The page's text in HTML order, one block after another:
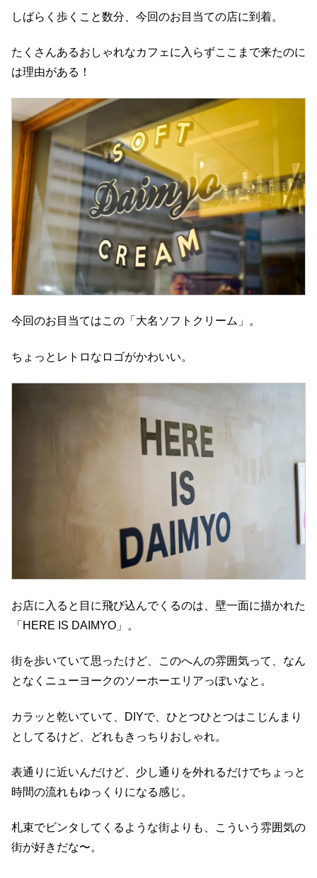
しばらく歩くこと数分、今回のお目当ての店に到着。
たくさんあるおしゃれなカフェに入らずここまで来たのに
は理由がある！
今回のお目当てはこの「大名ソフトクリーム」。
ちょっとレトロなロゴがかわいい。
お店に入ると目に飛び込んでくるのは、壁一面に描かれた
「HERE IS DAIMYO」。
街を歩いていて思ったけど、このへんの雰囲気って、なん
となくニューヨークのソーホーエリアっぽいなと。
カラッと乾いていて、DIYで、ひとつひとつはこじんまり
としてるけど、どれもきっちりおしゃれ。
表通りに近いんだけど、少し通りを外れるだけでちょっと
時間の流れもゆっくりになる感じ。
札束でビンタしてくるような街よりも、こういう雰囲気の
街が好きだな〜。